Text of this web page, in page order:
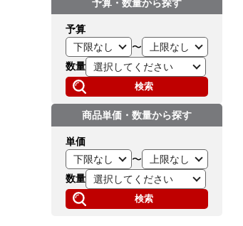
予算・数量から探す
予算
〜
数量
検索
商品単価・数量から探す
単価
〜
数量
検索